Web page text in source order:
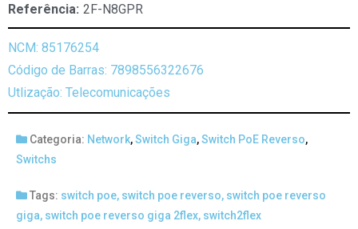
Referência: 2F-N8GPR
NCM: 85176254
Código de Barras: 7898556322676
Utlização: Telecomunicações
Categoria: Network,Switch Giga,Switch PoE Reverso,
Switchs
Tags: switch poe, switch poe reverso, switch poe reverso
giga, switch poe reverso giga 2flex, switch2flex